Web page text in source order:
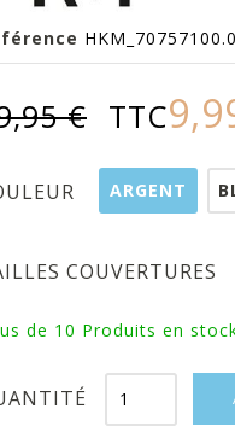
€ TTC
ARGENT
COUVERTURES
de 10 Produits en